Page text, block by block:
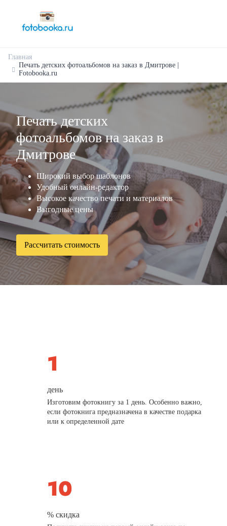
Главная
Печать детских фотоальбомов на заказ в Дмитрове |
Fotobooka.ru
Печать детских
фотоальбомов на заказ в
Дмитрове
Широкий выбор шаблонов
Удобный онлайн-редактор
Высокое качество печати и материалов
Выгодные цены
Рассчитать стоимость
день
Изготовим фотокнигу за 1 день. Особенно важно,
если фотокнига предназначена в качестве подарка
или к определенной дате
% скидка